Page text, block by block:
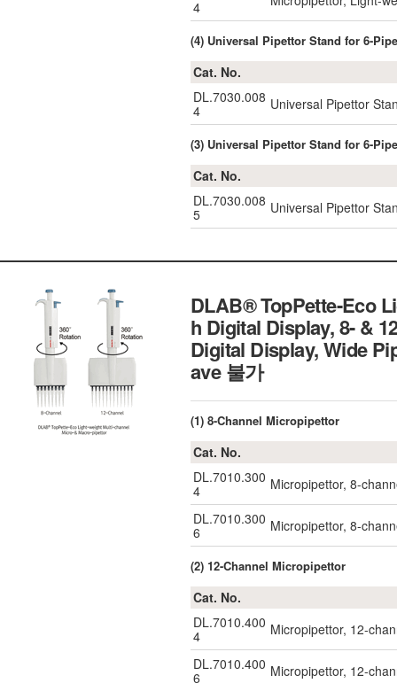
4
(4) Universal Pipettor Stand for 6-
Cat. No.
DL.7030.008
4
Universal Pipettor
(3) Universal Pipettor Stand for 6-
Cat. No.
DL.7030.008
5
Universal Pipettor
DLAB® TopPette-Eco
h Digital Display, 8- &
Digital Display, Wide
ave 불가
(1) 8-Channel Micropipettor
Cat. No.
DL.7010.300
4
Micropipettor, 8-
DL.7010.300
6
Micropipettor, 8-
(2) 12-Channel Micropipettor
Cat. No.
DL.7010.400
4
Micropipettor, 12-
DL.7010.400
6
Micropipettor, 12-